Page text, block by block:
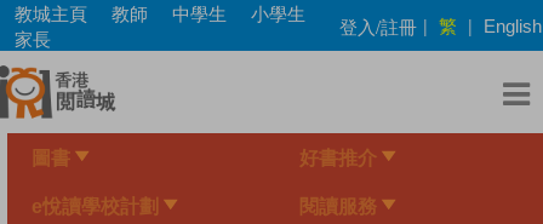
Skip
main
content
教城主頁 教師 中學生
小學生
家長
登入/註冊 | 繁 | English
圖書 好書推介
e悅讀學校計劃 閱讀服務